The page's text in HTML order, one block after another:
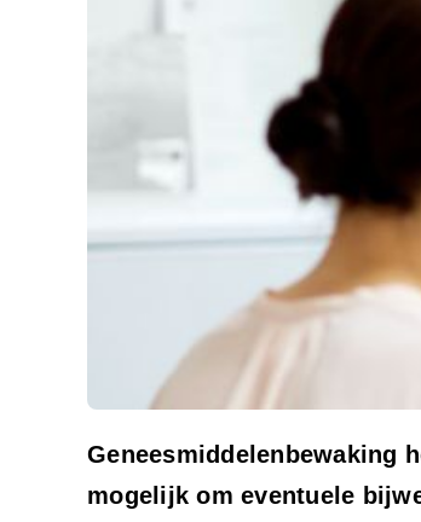
Geneesmiddelenbewaking
mogelijk om eventuele